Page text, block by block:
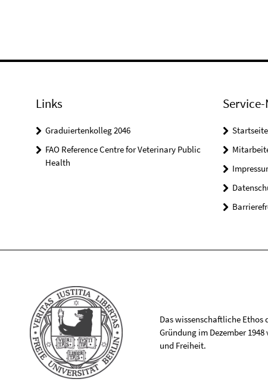
Links
Graduiertenkolleg 2046
FAO Reference Centre for Veterinary Public
Health
Startseite
Das wissenschaftliche
Gründung im Dezember
und Freiheit.